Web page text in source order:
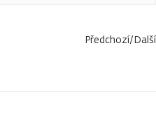
Předchozí/Další